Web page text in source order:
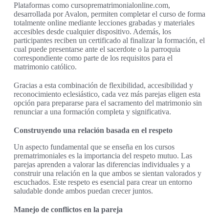
Plataformas como cursoprematrimonialonline.com,
desarrollada por Avalon, permiten completar el curso de forma
totalmente online mediante lecciones grabadas y materiales
accesibles desde cualquier dispositivo. Además, los
participantes reciben un certificado al finalizar la formación, el
cual puede presentarse ante el sacerdote o la parroquia
correspondiente como parte de los requisitos para el
matrimonio católico.
Gracias a esta combinación de flexibilidad, accesibilidad y
reconocimiento eclesiástico, cada vez más parejas eligen esta
opción para prepararse para el sacramento del matrimonio sin
renunciar a una formación completa y significativa.
Construyendo una relación basada en el respeto
Un aspecto fundamental que se enseña en los cursos
prematrimoniales es la importancia del respeto mutuo. Las
parejas aprenden a valorar las diferencias individuales y a
construir una relación en la que ambos se sientan valorados y
escuchados. Este respeto es esencial para crear un entorno
saludable donde ambos puedan crecer juntos.
Manejo de conflictos en la pareja